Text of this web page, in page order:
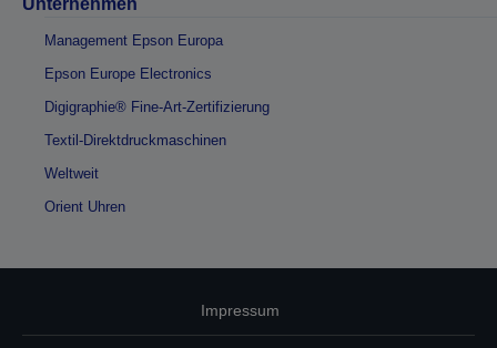
Unternehmen
Management Epson Europa
Epson Europe Electronics
Digigraphie® Fine-Art-Zertifizierung
Textil-Direktdruckmaschinen
Weltweit
Orient Uhren
Impressum